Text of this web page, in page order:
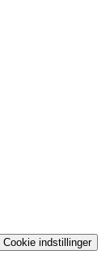
Cookie indstillinger